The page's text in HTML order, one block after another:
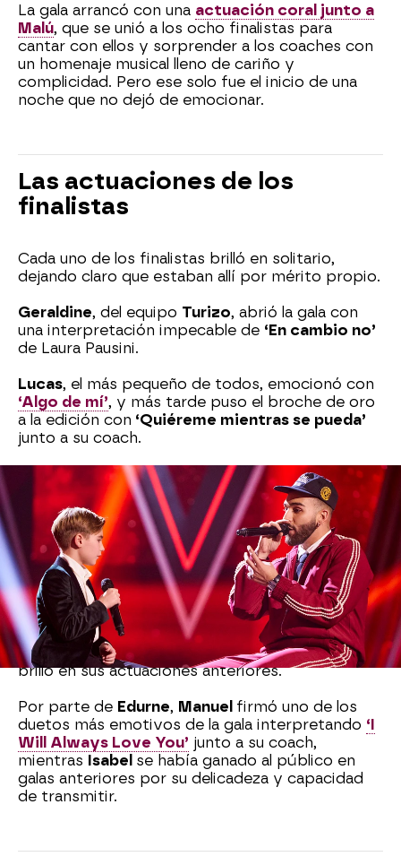
La gala arrancó con una actuación coral junto a
Malú, que se unió a los ocho finalistas para
cantar con ellos y sorprender a los coaches con
un homenaje musical lleno de cariño y
complicidad. Pero ese solo fue el inicio de una
noche que no dejó de emocionar.
Las actuaciones de los
finalistas
Cada uno de los finalistas brilló en solitario,
dejando claro que estaban allí por mérito propio.
Geraldine, del equipo Turizo, abrió la gala con
una interpretación impecable de ‘En cambio no’
de Laura Pausini.
Lucas, el más pequeño de todos, emocionó con
‘Algo de mí’, y más tarde puso el broche de oro
a la edición con ‘Quiéreme mientras se pueda’
junto a su coach.
En el equipo de David Bisbal, Miguelinterpretó
‘Imagíname sin ti’ al piano, con una madurez
escénica increíble. YEmilio
, la gran apuesta de
Bisbaldesde el inicio, tocó el alma del plató con
‘Mi marciana’.
Lucía, del equipo Lola Índigo, se unió a su coach
para cantar‘El Dragón’, creando uno de los
momentos más íntimos y especiales de la noche.
David Calvo, su compañero de equipo, también
brilló en sus actuaciones anteriores.
Por parte de Edurne, Manuel firmó uno de los
duetos más emotivos de la gala interpretando ‘I
Will Always Love You’ junto a su coach,
mientras Isabel se había ganado al público en
galas anteriores por su delicadeza y capacidad
de transmitir.